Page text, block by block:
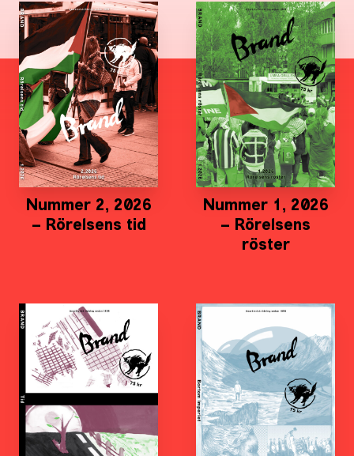
Nummer 2, 2026
– Rörelsens tid
Nummer 1, 2026
– Rörelsens
röster